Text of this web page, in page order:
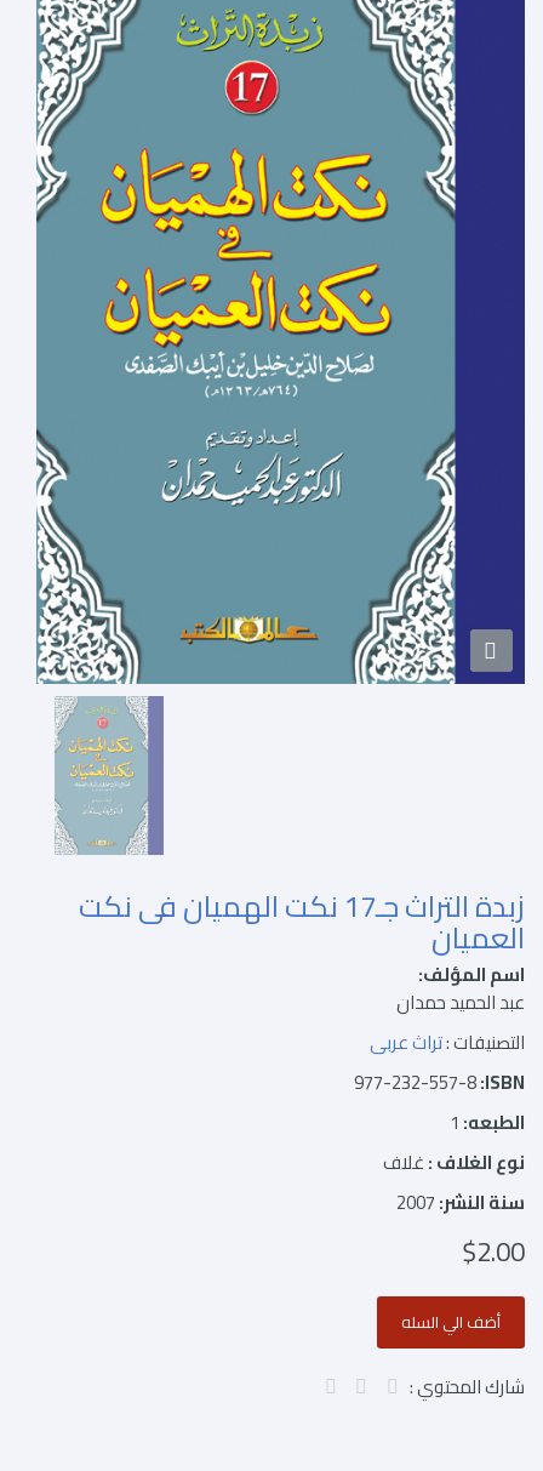
زبدة التراث جـ17 نكت الهميان فى نكت
العميان
اسم المؤلف:
عبد الحميد حمدان
التصنيفات :تراث عربى
ISBN:
977-232-557-8
الطبعه: 1
نوع الغلاف :غلاف
سنة النشر:2007
$2.00
شارك المحتوي :